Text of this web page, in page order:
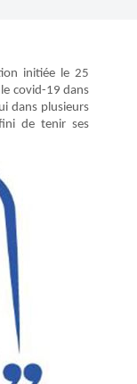
initiée le 25
covid-19 dans
dans plusieurs
de tenir ses